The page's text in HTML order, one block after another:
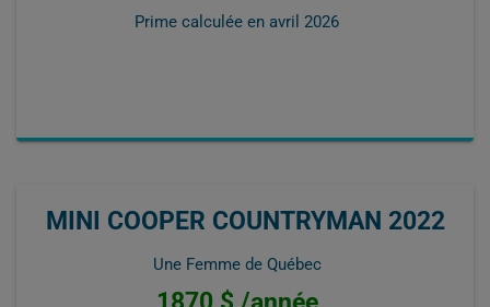
Prime calculée en avril 2026
MINI COOPER COUNTRYMAN 2022
Une Femme de Québec